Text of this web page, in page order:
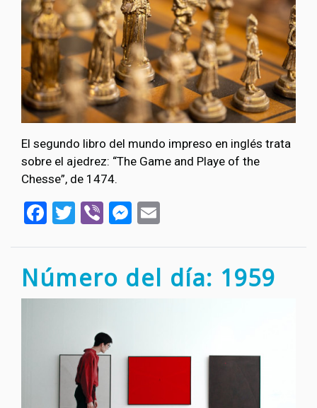
El segundo libro del mundo impreso en inglés trata
sobre el ajedrez: “The Game and Playe of the
Chesse”, de 1474.
Facebook
Twitter
ViberMessenger
Número del día: 1959